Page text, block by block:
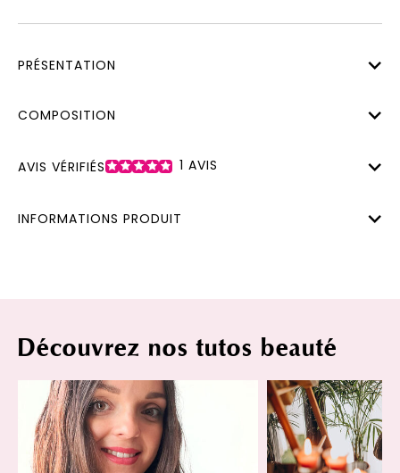
PRÉSENTATION
COMPOSITION
AVIS VÉRIFIÉS 1 AVIS
INFORMATIONS PRODUIT
Découvrez nos tutos beauté